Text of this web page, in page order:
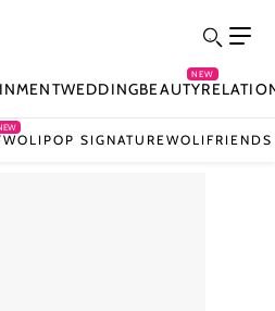
WEDDINGBEAUTY
NEW
WOLIPOP SIGNATUREWOLIFRIENDS